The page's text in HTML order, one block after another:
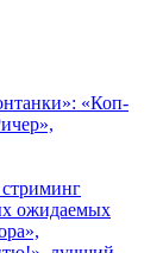
«Коп-
ожидаемых